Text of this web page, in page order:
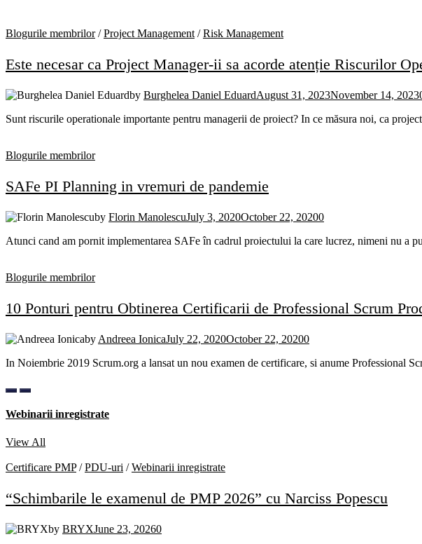
Blogurile membrilor/Project Management /Risk Management
Este necesar ca Project Manager-ii sa acorde atenție Riscurilor
by Burghelea Daniel EduardAugust 31, 2023November 14, 2023
Sunt riscurile operationale importante pentru managerii de proiect? In ce măsura noi, ca
Blogurile membrilor
SAFe PI Planning in vremuri de pandemie
by Florin ManolescuJuly 3, 2020October 22, 20200
Atunci cand am pornit implementarea SAFe în cadrul proiectului la care lucrez, nimeni nu a
Blogurile membrilor
10 Ponturi pentru Obtinerea Certificarii de Professional Scrum
by Andreea IonicaJuly 22, 2020October 22, 20200
In Noiembrie 2019 Scrum.org a lansat un nou examen de certificare, si anume Professional
Webinarii inregistrate
View All
Certificare PMP/PDU-uri /Webinarii inregistrate
“Schimbarile le examenul de PMP 2026” cu Narciss Popescu
by BRYXJune 23, 20260